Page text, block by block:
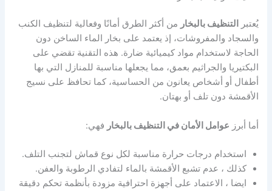
يُعتبر التنظيف بالبخار من أكثر الطرق أمانًا وفعالية لتنظيف الكنب
والسجاد والمفروشات، إذ يعتمد على بخار الماء الساخن دون
الحاجة لاستخدام مواد كيميائية ضارة. هذه التقنية تقضي على
البكتيريا والجراثيم بعمق، مما يجعلها مناسبة للمنازل التي بها
أطفال أو أشخاص يعانون من الحساسية، كما تحافظ على نسيج
الأقمشة دون تلف أو بهتان.
أما أبرز عوامل الأمان في التنظيف بالبخار فهي:
استخدام درجات حرارة مناسبة لكل نوع قماش لتجنب التلف.
كذلك ، عدم تشبع الأقمشة بالماء لتفادي الرطوبة والعفن.
ايضا ، الاعتماد على أجهزة احترافية مزودة بأنظمة تحكم دقيقة